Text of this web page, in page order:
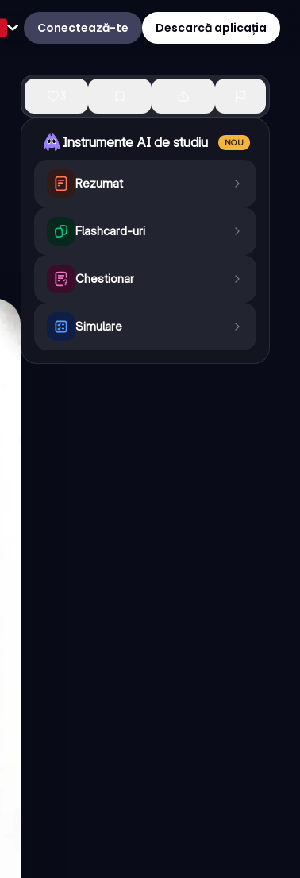
Conectează-te Descarcă aplicația
Instrumente AI de studiu NOU
Rezumat
Flashcard-uri
Chestionar
Simulare